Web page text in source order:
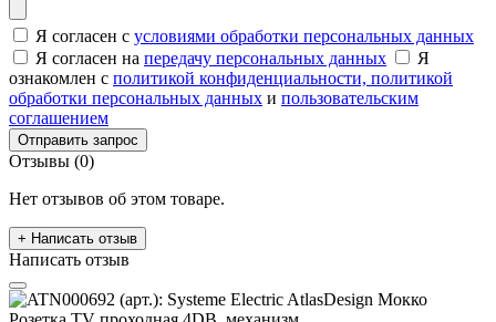
Я согласен с условиями обработки персональных данных
Я согласен на передачу персональных данных
Я
ознакомлен с политикой конфиденциальности, политикой
обработки персональных данных и пользовательским
соглашением
Отправить запрос
Отзывы (0)
Нет отзывов об этом товаре.
+ Написать отзыв
Написать отзыв